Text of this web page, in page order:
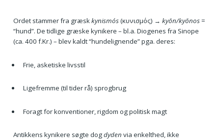
Ordet stammer fra græskkynismós(κυνισμός) → kyōn/kyōnos=
“hund”. De tidlige græske kynikere – bl.a. Diogenes fra Sinope
(ca. 400 f.Kr.) – blev kaldt “hundelignende” pga. deres:
Frie, asketiske livsstil
Ligefremme (til tider rå) sprogbrug
Foragt for konventioner, rigdom og politisk magt
Antikkens kynikere søgte dogdyden via enkelthed, ikke